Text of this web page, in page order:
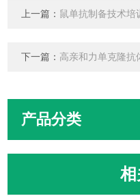
上一篇： 鼠单抗制备技术培
下一篇： 高亲和力单克隆抗
产品分类
相